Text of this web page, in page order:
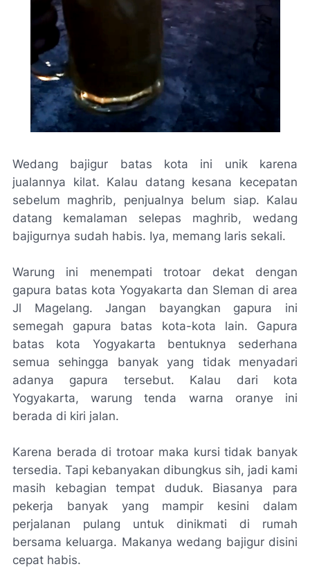
Wedang bajigur batas kota ini unik karena
jualannya kilat. Kalau datang kesana kecepatan
sebelum maghrib, penjualnya belum siap. Kalau
datang kemalaman selepas maghrib, wedang
bajigurnya sudah habis. Iya, memang laris sekali.
Warung ini menempati trotoar dekat dengan
gapura batas kota Yogyakarta dan Sleman di area
Jl Magelang. Jangan bayangkan gapura ini
semegah gapura batas kota-kota lain. Gapura
batas kota Yogyakarta bentuknya sederhana
semua sehingga banyak yang tidak menyadari
adanya gapura tersebut. Kalau dari kota
Yogyakarta, warung tenda warna oranye ini
berada di kiri jalan.
Karena berada di trotoar maka kursi tidak banyak
tersedia. Tapi kebanyakan dibungkus sih, jadi kami
masih kebagian tempat duduk. Biasanya para
pekerja banyak yang mampir kesini dalam
perjalanan pulang untuk dinikmati di rumah
bersama keluarga. Makanya wedang bajigur disini
cepat habis.